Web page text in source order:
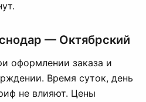
— Октябрский
оформлении заказа и
Время суток, день
не влияют. Цены